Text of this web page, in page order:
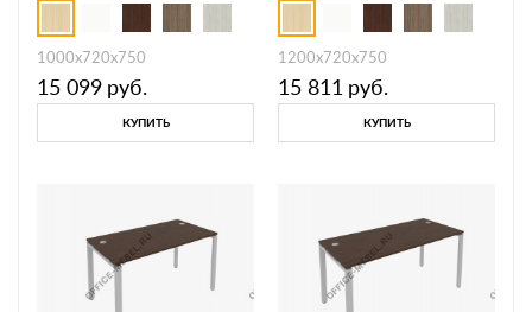
1000х720х750
15 099 руб.
КУПИТЬ
1200х720х750
15 811 руб.
КУПИТЬ